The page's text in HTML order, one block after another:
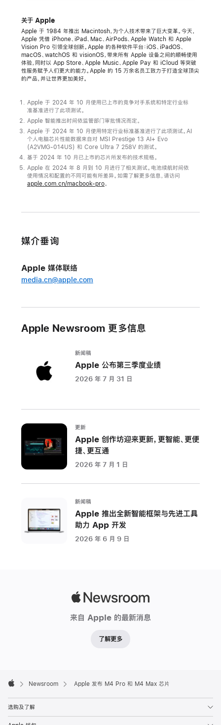
稿
Apple
发
布
M4
和
M4
Max
芯
M4
Pro
M4
同
构
极
先
个
阵
容
尼
亚
Apple
M4
Pro
关于 Apple
Apple 于 1984 年推出 Macintosh，为个人技术带来了巨大变革。今天，
Apple 凭借 iPhone、iPad、Mac、AirPods、Apple Watch 和 Apple
Vision Pro 引领全球创新。Apple 的各种软件平台：iOS、iPadOS、
macOS、watchOS 和 visionOS，带来所有 Apple 设备之间的顺畅使用
体验，同时以 App Store、Apple Music、Apple Pay 和 iCloud 等突破
性服务赋予人们更大的能力。Apple 的 15 万余名员工致力于打造全球顶尖
的产品，并让世界更加美好。
Apple 于 2024 年 10 月使用已上市的竞争对手系统和特定行业标
准基准进行了此项测试。
Apple 智能推出时间依监管部门审批情况而定。
Apple 于 2024 年 10 月使用特定行业标准基准进行了此项测试。AI
个人电脑芯片性能数据来自对 MSI Prestige 13 AI+ Evo
(A2VMG-014US) 和 Core Ultra 7 258V 的测试。
基于 2024 年 10 月已上市的芯片所发布的技术规格。
Apple 在 2024 年 8 月到 10 月进行了相关测试。电池续航时间依
使用情况和配置的不同可能有所差异。如需了解更多信息，请访问
apple.com.cn/macbook-pro。
媒介垂询
Apple 媒体联络
media.cn@apple.com
Apple Newsroom 更多信息
新闻稿
Apple 公布第三季度业绩
2026 年 7 月 31 日
更新
Apple 创作坊迎来更新，更智能、更便
捷、更互通
2026 年 7 月 1 日
新闻稿
Apple 推出全新智能框架与先进工具
助力 App 开发
2026 年 6 月 9 日
来自 Apple 的最新消息
了解更多
Footer

Newsroom Apple 发布 M4 Pro 和 M4 Max 芯片
选购及了解